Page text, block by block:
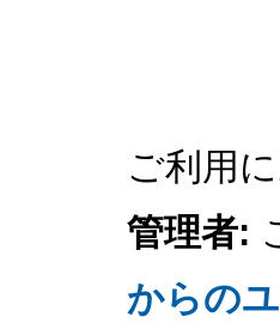
ご利用
管理者:
からの